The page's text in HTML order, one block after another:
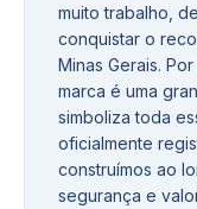
muito trabalho,
conquistar o
Minas Gerais.
marca é uma
simboliza toda
oficialmente
construímos ao
segurança e